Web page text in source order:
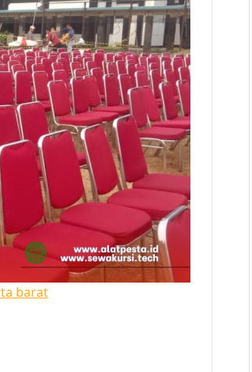
barat